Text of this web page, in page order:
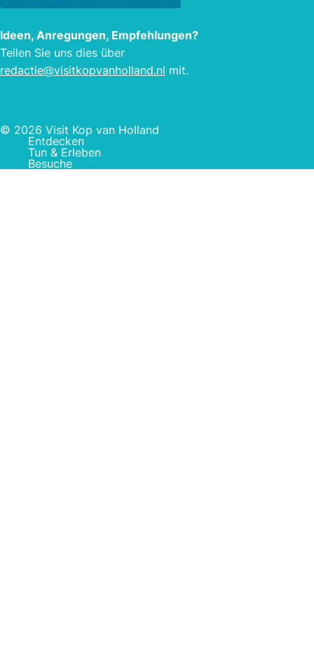
Ideen, Anregungen, Empfehlungen?
Teilen Sie uns dies über
redactie@visitkopvanholland.nl mit.
© 2026 Visit Kop van Holland
Entdecken
Tun & Erleben
Besuche